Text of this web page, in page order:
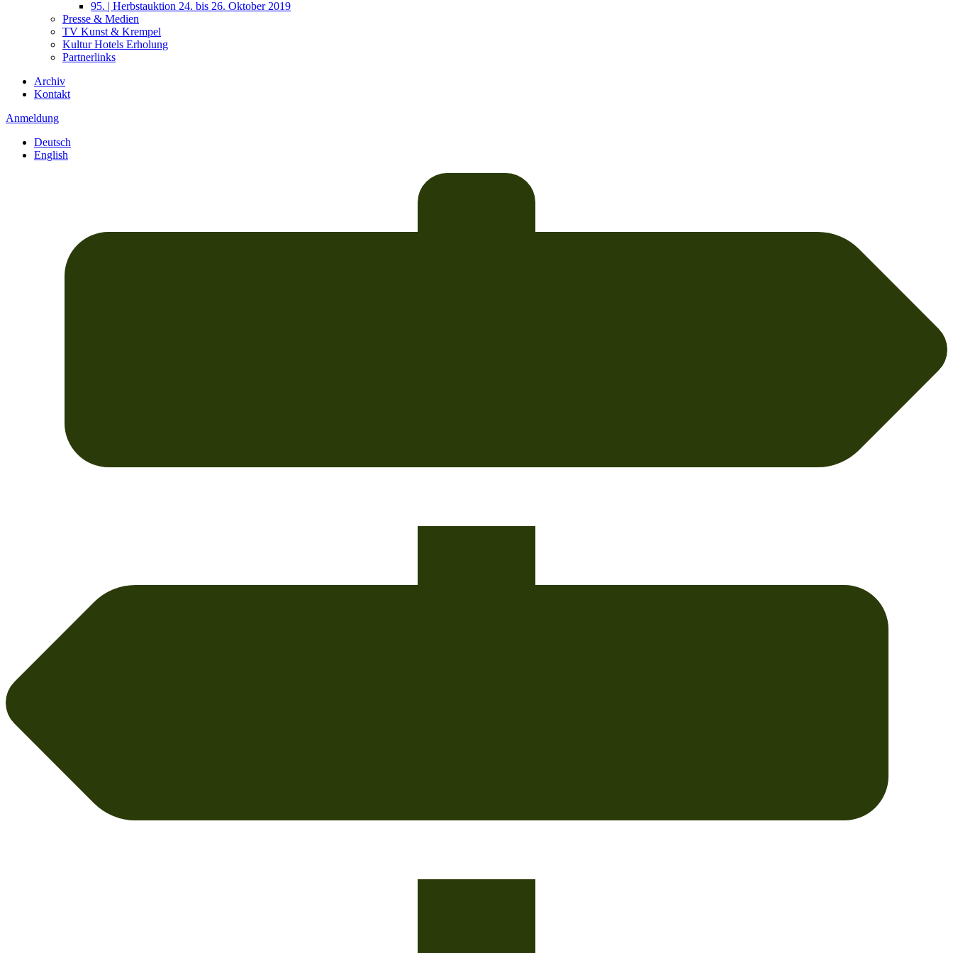
95. | Herbstauktion 24. bis 26. Oktober 2019
Presse & Medien
TV Kunst & Krempel
Kultur Hotels Erholung
Partnerlinks
Archiv
Kontakt
Anmeldung
Deutsch
English